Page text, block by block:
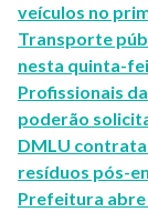
veículos no
Transporte
nesta quinta-
Profissionais
poderão
DMLU
resíduos pós-
Prefeitura